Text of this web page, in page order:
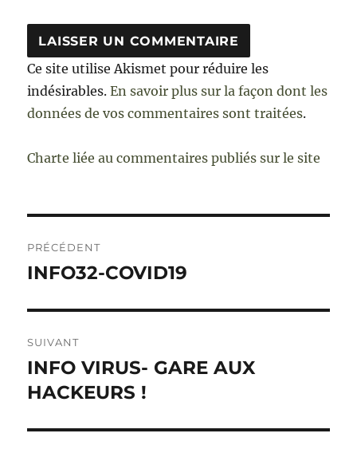
Ce site utilise Akismet pour réduire les
indésirables.En savoir plus sur la façon dont les
données de vos commentaires sont traitées.
Charte liée au commentaires publiés sur le site
de
PRÉCÉDENT
Publication
INFO32-COVID19
SUIVANT
Publication
suivante :
INFO VIRUS- GARE AUX
HACKEURS !